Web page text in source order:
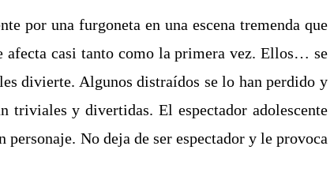
por una furgoneta en una escena tremenda que
afecta casi tanto como la primera vez. Ellos… se
divierte. Algunos distraídos se lo han perdido y
triviales y divertidas. El espectador adolescente
No deja de ser espectador y le provoca